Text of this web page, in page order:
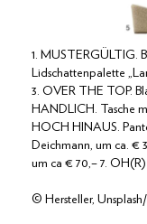
1. MUSTERGÜLTIG.
Lidschattenpalette
3. OVER THE TOP.
HANDLICH. Tasche
HOCH HINAUS.
Deichmann, um ca. €
um ca € 70,– 7.
© Hersteller,